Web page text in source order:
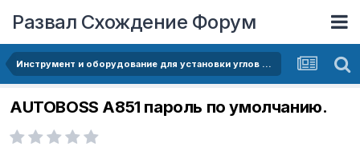
Развал Схождение Форум
Инструмент и оборудование для установки углов (The tool and the equipment for alignment)
AUTOBOSS A851 пароль по умолчанию.